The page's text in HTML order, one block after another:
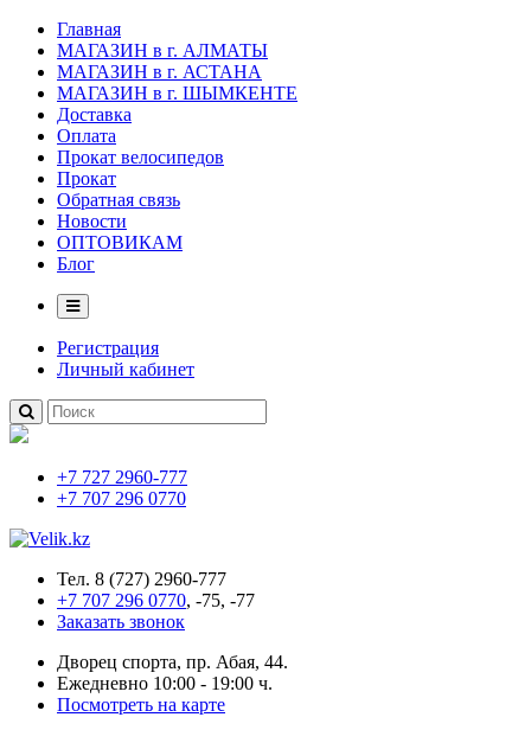
Главная
МАГАЗИН в г. АЛМАТЫ
МАГАЗИН в г. АСТАНА
МАГАЗИН в г. ШЫМКЕНТЕ
Доставка
Оплата
Прокат велосипедов
Прокат
Обратная связь
Новости
ОПТОВИКАМ
Блог
Регистрация
Личный кабинет
+7 727 2960-777
+7 707 296 0770
Тел. 8 (727) 2960-777
+7 707 296 0770, -75, -77
Заказать звонок
Дворец спорта, пр. Абая, 44.
Ежедневно 10:00 - 19:00 ч.
Посмотреть на карте